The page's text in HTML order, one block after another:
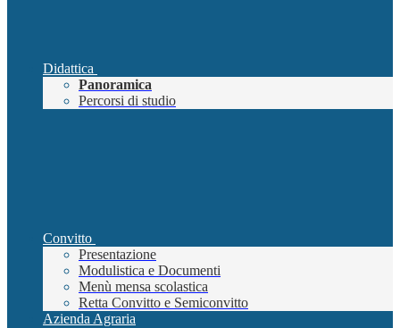
Didattica
Panoramica
Percorsi di studio
Convitto
Presentazione
Modulistica e Documenti
Menù mensa scolastica
Retta Convitto e Semiconvitto
Azienda Agraria